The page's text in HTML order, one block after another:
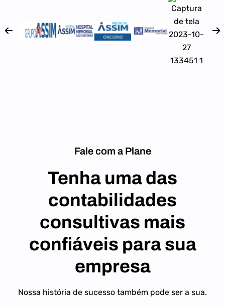
Fale com a Plane
Tenha uma das
contabilidades
consultivas mais
confiáveis para sua
empresa
Nossa história de sucesso também pode ser a sua.